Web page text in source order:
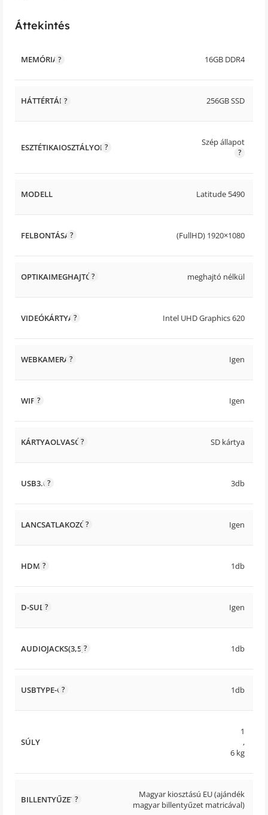
Áttekintés
MEMÓRIA 16GB DDR4
HÁTTÉRTÁR 256GB SSD
ESZTÉTIKAIOSZTÁLYOK Szép állapot
MODELL Latitude 5490
FELBONTÁSA (FullHD) 1920×1080
OPTIKAIMEGHAJTÓ meghajtó nélkül
VIDEÓKÁRTYA Intel UHD Graphics 620
WEBKAMERA Igen
WIFI Igen
KÁRTYAOLVASÓ SD kártya
USB3.0 3db
LANCSATLAKOZÓ Igen
HDMI 1db
D-SUB Igen
AUDIOJACKS(3,5) 1db
USBTYPE-C 1db
SÚLY
1
,
6 kg
BILLENTYŰZET
Magyar kiosztású EU (ajándék
magyar billentyűzet matricával)